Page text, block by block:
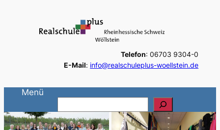
Telefon: 06703 9304-0
E-Mail: info@realschuleplus-woellstein.de
Menü
u